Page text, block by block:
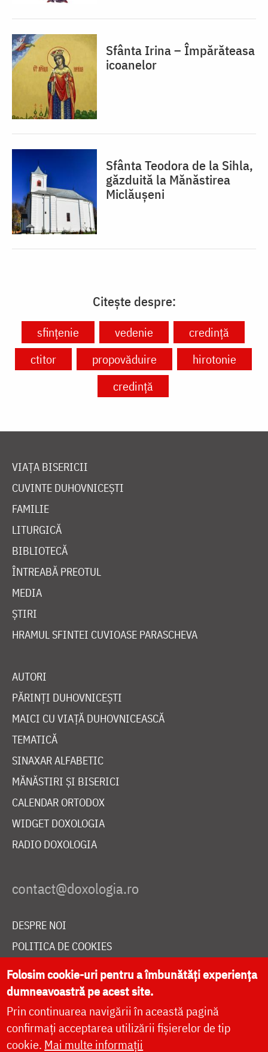
Sfânta Irina – Împărăteasa
icoanelor
Sfânta Teodora de la Sihla,
găzduită la Mănăstirea
Miclăușeni
Citește despre:
sfințenie vedenie
credință
ctitor
propovăduire
hirotonie
credință
VIAȚA BISERICII
CUVINTE DUHOVNICEȘTI
FAMILIE
LITURGICĂ
BIBLIOTECĂ
ÎNTREABĂ PREOTUL
MEDIA
ȘTIRI
HRAMUL SFINTEI CUVIOASE PARASCHEVA
AUTORI
PĂRINȚI DUHOVNICEȘTI
MAICI CU VIAȚĂ DUHOVNICEASCĂ
TEMATICĂ
SINAXAR ALFABETIC
MĂNĂSTIRI ȘI BISERICI
CALENDAR ORTODOX
WIDGET DOXOLOGIA
RADIO DOXOLOGIA
DESPRE NOI
POLITICA DE COOKIES
DONEAZĂ ONLINE PENTRU CATEDRALA NAȚIONALĂ
LIVE
Folosim cookie-uri pentru a îmbunătăți experiența
dumneavoastră pe acest site.
Prin continuarea navigării în această pagină
confirmați acceptarea utilizării fișierelor de tip
cookie. Mai multe informații